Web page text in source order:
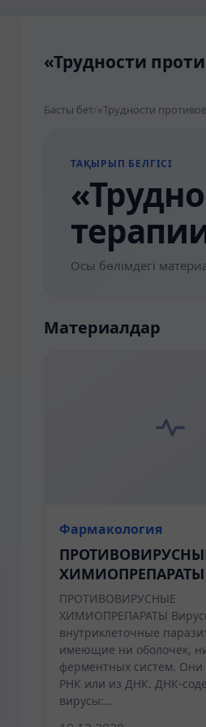
«Трудности
Басты бет/«Трудности
ТАҚЫРЫП БЕЛГІСІ
Осы бөлімдегі
Материалдар
Фармакология
ХИМИОПРЕПАРАТЫ
ПРОТИВОВИРУСНЫЕ
ХИМИОПРЕПАРАТЫ
внутриклеточные
имеющие ни оболочек,
ферментных систем. Они
РНК или из ДНК. ДНК-
вирусы:…